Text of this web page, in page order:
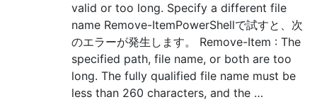
valid or too long. Specify a different file
name Remove-ItemPowerShellで試すと、次
のエラーが発生します。 Remove-Item : The
specified path, file name, or both are too
long. The fully qualified file name must be
less than 260 characters, and the …